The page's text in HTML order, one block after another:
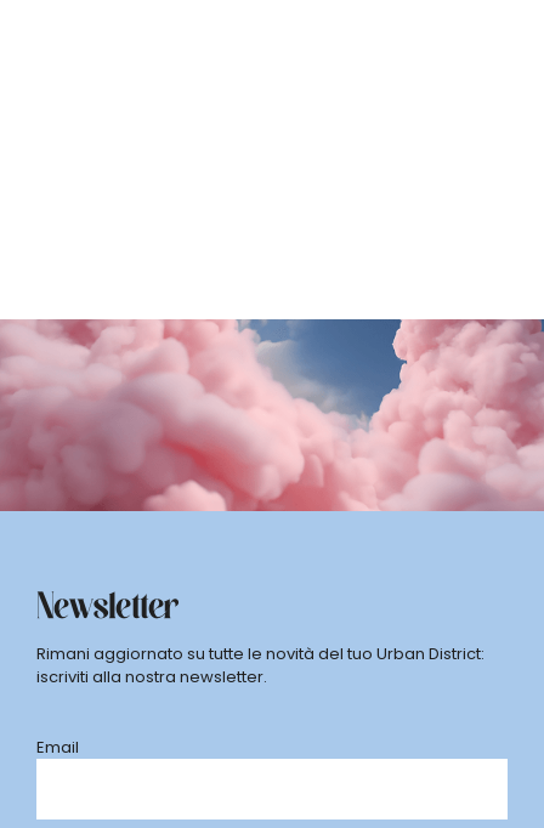
Newsletter
Rimani aggiornato su tutte le novità del tuo Urban District:
iscriviti alla nostra newsletter.
Email